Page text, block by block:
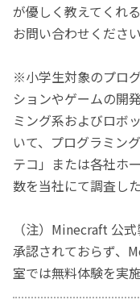
が優しく教えてくれ
お問い合わせください
※小学生対象のプロ
ションやゲームの開
ミング系およびロボ
いて、プログラミン
テコ」または各社ホ
数を当社にて調査し
（注）Minecraft 公
承認されておらず、
室では無料体験を実